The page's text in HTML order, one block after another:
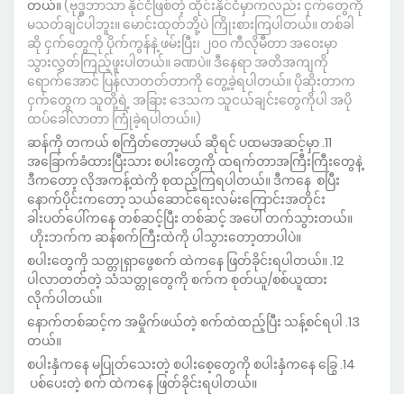
တယ်။ (ဗုဒ္ဓဘာသာ နိုင်ငံဖြစ်တဲ့ ထိုင်းနိုင်ငံမှာကလည်း ငှက်တွေကို
မသတ်ချင်ပါဘူး။ မောင်းထုတ်ဘို့ပဲ ကြိုးစားကြပါတယ်။ တစ်ခါ
ဆို ငှက်တွေကို ပိုက်ကွန်နဲ့ ဖမ်းပြီး၊ ၂၀၀ ကီလိုမီတာ အဝေးမှာ
သွားလွှတ်ကြည့်ဖူးပါတယ်။ ခဏပဲ။ ဒီနေရာ အတိအကျကို
ရောက်အောင် ပြန်လာတတ်တာကို တွေ့ခဲ့ရပါတယ်။ ပိုဆိုးတာက
ငှက်တွေက သူတို့ရဲ့ အခြား ဒေသက သူငယ်ချင်းတွေကိုပါ အပို
ထပ်ခေါ်လာတာ ကြုံခဲ့ရပါတယ်။)
ဆန်ကို တကယ် စကြိတ်တော့မယ် ဆိုရင် ပထမအဆင့်မှာ
အခြောက်ခံထားပြီးသား စပါးတွေကို ထရက်တာအကြီးကြီးတွေနဲ့
ဒီကတော့ လိုအကန့်ထဲကို စုထည့်ကြရပါတယ်။ ဒီကနေ စပြီး
နောက်ပိုင်းကတော့ သယ်ဆောင်ရေးလမ်းကြောင်းအတိုင်း
ခါးပတ်ပေါ်ကနေ တစ်ဆင့်ပြီး တစ်ဆင့် အပေါ် တက်သွားတယ်။
ဟိုးဘက်က ဆန်စက်ကြီးထဲကို ပါသွားတော့တာပါပဲ။
စပါးတွေကို သတ္တုရှာဖွေစက် ထဲကနေ ဖြတ်ခိုင်းရပါတယ်။
ပါလာတတ်တဲ့ သံသတ္တုတွေကို စက်က စုတ်ယူ/စစ်ယူထား
လိုက်ပါတယ်။
နောက်တစ်ဆင့်က အမှိုက်ဖယ်တဲ့ စက်ထဲထည့်ပြီး သန့်စင်ရပါ
တယ်။
စပါးနှံကနေ မပြုတ်သေးတဲ့ စပါးစေ့တွေကို စပါးနှံကနေ ခြွေ
ပစ်ပေးတဲ့ စက် ထဲကနေ ဖြတ်ခိုင်းရပါတယ်။